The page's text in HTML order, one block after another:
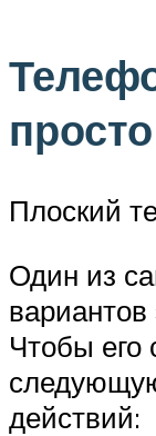
просто
Плоский
Один из
Чтобы его
действий: